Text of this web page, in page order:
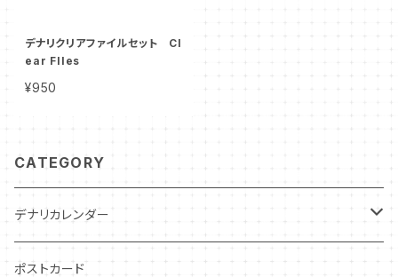
デナリクリアファイルセット Cl
ear FIles
¥950
CATEGORY
デナリカレンダー
過去カレンダー
ポストカード